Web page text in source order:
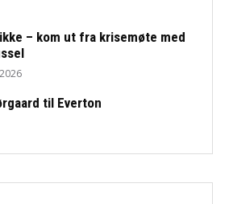
– kom ut fra krisemøte med
til Everton